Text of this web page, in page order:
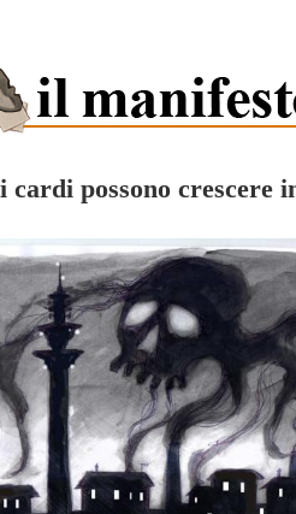
cardi possono crescere